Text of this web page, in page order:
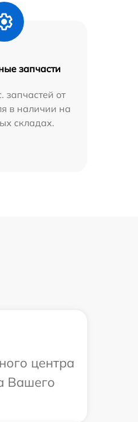
запчасти
запчастей от
в наличии на
складах.
центра
Вашего